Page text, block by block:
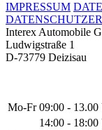
IMPRESSUM
Interex Automobile
Ludwigstraße 1
D-73779 Deizisau
Mo-Fr 09:00 - 13.00
14:00 - 18:00